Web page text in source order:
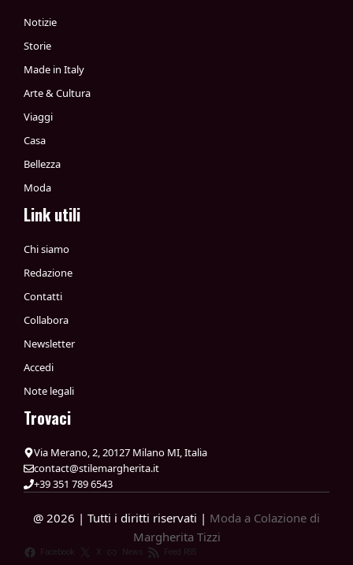
Notizie
Storie
Made in Italy
Arte & Cultura
Viaggi
Casa
Bellezza
Moda
Link utili
Chi siamo
Redazione
Contatti
Collabora
Newsletter
Accedi
Note legali
Trovaci
Via Merano, 2, 20127 Milano MI, Italia
contact@stilemargherita.it
+39 351 789 6543
@ 2026 | Tutti i diritti riservati | Moda a Colazione di
Margherita Tizzi
Facebook X News Feed RSS